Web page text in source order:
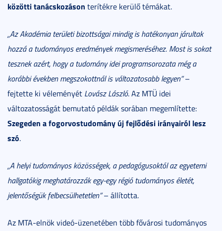
közötti tanácskozáson terítékre kerülő témákat.
„Az Akadémia területi bizottságai mindig is hatékonyan járultak
hozzá a tudományos eredmények megismeréséhez. Most is sokat
tesznek azért, hogy a tudomány idei programsorozata még a
korábbi években megszokottnál is változatosabb legyen”–
fejtette ki véleményét Lovász László. Az MTÜ idei
változatosságát bemutató példák sorában megemlítette:
Szegeden a fogorvostudomány új fejlődési irányairól lesz
szó.
„A helyi tudományos közösségek, a pedagógusoktól az egyetemi
hallgatókig meghatározzák egy-egy régió tudományos életét,
jelentőségük felbecsülhetetlen”– állította.
Az MTA-elnök videó-üzenetében több fővárosi tudományos